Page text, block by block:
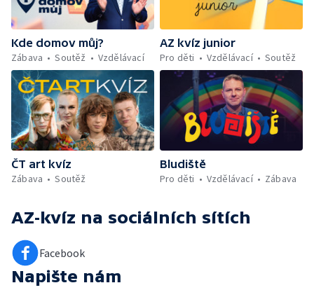
Kde domov můj?
Zábava
Soutěž Vzdělávací
AZ kvíz junior
Pro děti
Vzdělávací Soutěž
ČT art kvíz
Zábava
Soutěž
Bludiště
Pro děti
Vzdělávací Zábava
AZ-kvíz na sociálních sítích
Facebook
Napište nám